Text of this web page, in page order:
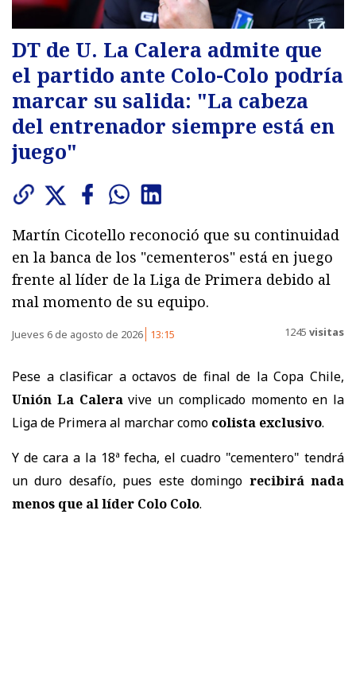
DT de U. La Calera admite que
el partido ante Colo-Colo podría
marcar su salida: "La cabeza
del entrenador siempre está en
juego"
Martín Cicotello reconoció que su continuidad
en la banca de los "cementeros" está en juego
frente al líder de la Liga de Primera debido al
mal momento de su equipo.
Jueves 6 de agosto de 2026 13:15 1245 visitas
Pese a clasificar a octavos de final de la Copa Chile,
Unión La Caleravive un complicado momento en la
Liga de Primera al marchar como colista exclusivo.
Y de cara a la 18ª fecha, el cuadro "cementero" tendrá
un duro desafío, pues este domingo recibirá nada
menos que al líder Colo Colo.